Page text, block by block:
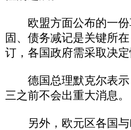
欧盟方面公布的一份
固、债务减记是关键所
订，各国政府需采取决
德国总理默克尔表示
三之前不会出重大消息。
另外，欧元区各国与